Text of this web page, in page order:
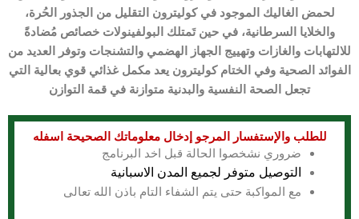
لحمض الغاليك الموجود في كوليترون التقليل من الجذور الحُرة،
والخلايا السرطانية، في حين تَمتلك البولفينولات خصائص مُضادةً
للالتهابات والغازات وتهييج الجهاز الهضمي والتشنجات وتوفر العديد من
الفوائد الصحية وفي الختام كوليترون يعد مكمل غذائي قوي بعالية التي
تجعل الصحة النفسية والبدنية متوازنة في قمة التوازن
للطلب والإستفسار المرجو إدخال معلوماتك الصحيحة اسفله​
ضروري نشخصوا الحالة قبل اخد البرنامج
التوصيل متوفر لجميع المدن الاسبانية
مع المواكبة حتى يتم الشفاء التام باذن الله تعالى